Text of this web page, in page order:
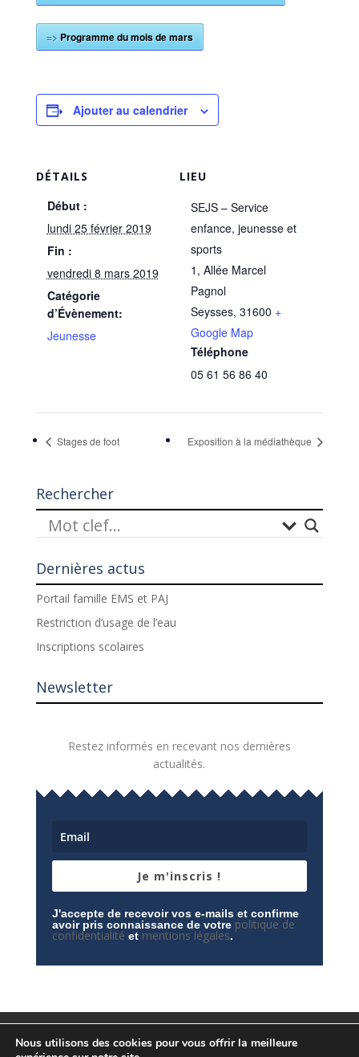
=> Programme du mois de mars
Ajouter au calendrier
DÉTAILS
Début :
lundi 25 février 2019
Fin :
vendredi 8 mars 2019
Catégorie
d’Évènement:
Jeunesse
LIEU
SEJS – Service
enfance, jeunesse et
sports
1, Allée Marcel
Pagnol
Seysses, 31600 +
Google Map
Téléphone
05 61 56 86 40
Stages de foot Exposition à la médiathèque
Rechercher
Dernières actus
Portail famille EMS et PAJ
Restriction d’usage de l’eau
Inscriptions scolaires
Newsletter
Restez informés en recevant nos dernières
actualités.
Je m'inscris !
J'accepte de recevoir vos e-mails et confirme
avoir pris connaissance de votre politique de
confidentialité et mentions légales.
Espace privé
Politique de confidentialité
Nous utilisons des cookies pour vous offrir la meilleure